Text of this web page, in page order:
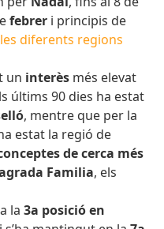
febrer i principis de
diferents regions
un interès més elevat
últims 90 dies ha estat
, mentre que per la
estat la regió de
de cerca més
Familia, els
la 3a posició en